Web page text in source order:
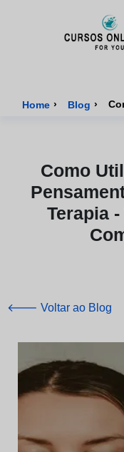
Home › Blog ›
Como
Terapia
🡐 Voltar ao Blog